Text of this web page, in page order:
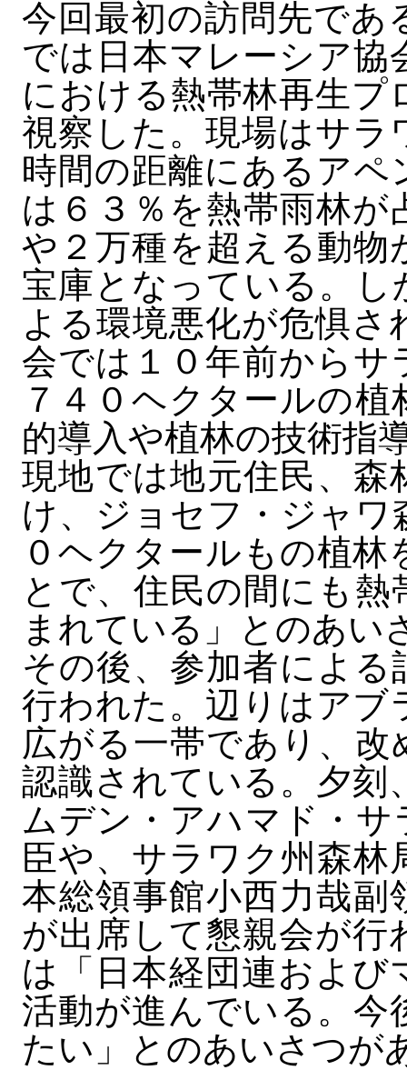
今回最初の訪問先であ
では日本マレーシア
における熱帯林再生
視察した。現場はサラ
時間の距離にあるア
は６３％を熱帯雨林
や２万種を超える動物
宝庫となっている。
よる環境悪化が危惧
会では１０年前からサ
７４０ヘクタールの
的導入や植林の技術指
現地では地元住民、森
け、ジョセフ・ジャ
０ヘクタールもの植
とで、住民の間にも
まれている」とのあい
その後、参加者によ
行われた。辺りはアブ
広がる一帯であり、
認識されている。夕刻
ムデン・アハマド・
臣や、サラワク州森
本総領事館小西力哉副
が出席して懇親会が
は「日本経団連およ
活動が進んでいる。今
たい」とのあいさつが